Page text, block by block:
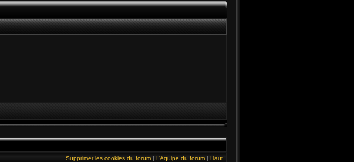
Supprimer les cookies du forum | L’équipe du forum | Haut